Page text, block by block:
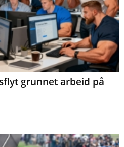
grunnet arbeid på